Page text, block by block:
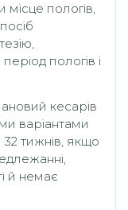
пологів,
пологів і
кесарів
варіантами
32 тижнів, якщо
й немає